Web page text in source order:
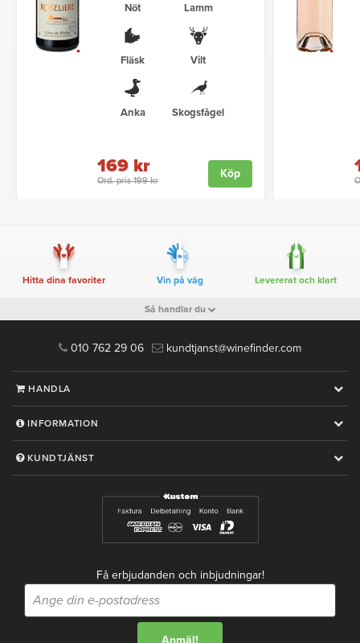
Nöt Lamm
Fläsk Vilt
Anka Skogsfågel
Ord. pris 199 kr
169 kr Köp
Hitta dina favoriter Vin på väg Levererat och klart
Så handlar du
010 762 29 06 kundtjanst@winefinder.com
HANDLA
INFORMATION
KUNDTJÄNST
Få erbjudanden och inbjudningar!